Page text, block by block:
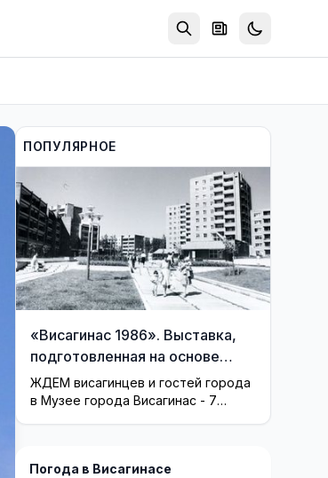
ПОПУЛЯРНОЕ
«Висагинас 1986». Выставка,
подготовленная на основе
фондов музея, возвращает
посетителей на 40 лет назад
ЖДЕМ висагинцев и гостей города
в Музее города Висагинас - 7
Погода в Висагинасе